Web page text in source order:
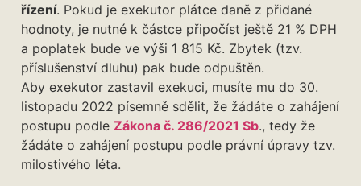
řízení. Pokud je exekutor plátce daně z přidané
hodnoty, je nutné k částce připočíst ještě 21 % DPH
a poplatek bude ve výši 1 815 Kč. Zbytek (tzv.
příslušenství dluhu) pak bude odpuštěn.
Aby exekutor zastavil exekuci, musíte mu do 30.
listopadu 2022 písemně sdělit, že žádáte o zahájení
postupu podle Zákona č. 286/2021 Sb., tedy že
žádáte o zahájení postupu podle právní úpravy tzv.
milostivého léta.